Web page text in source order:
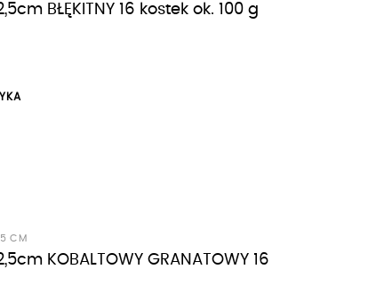
BŁĘKITNY 16 kostek ok. 100 g
CM
KOBALTOWY GRANATOWY 16